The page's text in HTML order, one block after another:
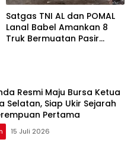
Satgas TNI AL dan POMAL
Lanal Babel Amankan 8
Truk Bermuatan Pasir
Resmi Maju Bursa Ketua
Selatan, Siap Ukir Sejarah
Pertama
15 Juli 2026